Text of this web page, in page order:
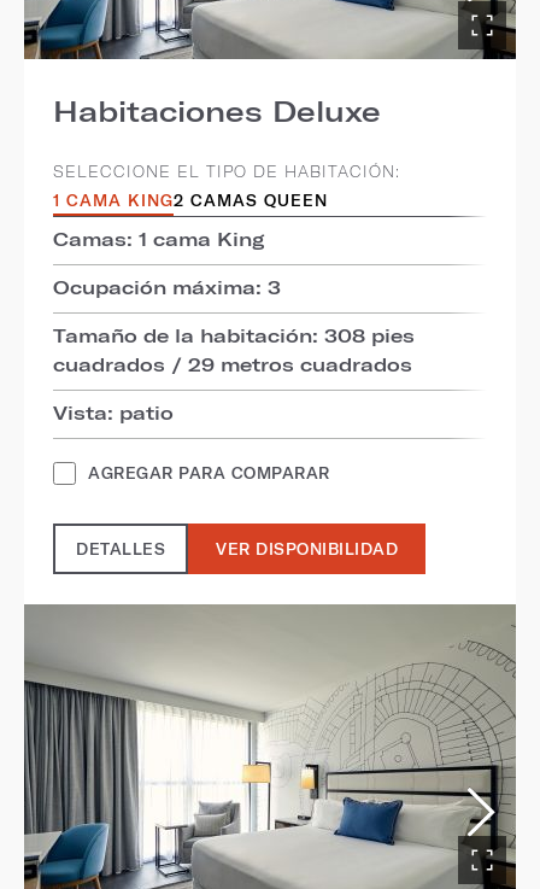
Habitaciones Deluxe
SELECCIONE EL TIPO DE HABITACIÓN:
1 CAMA KING2 CAMAS QUEEN
Camas: 1 cama King
Ocupación máxima: 3
Tamaño de la habitación: 308 pies
cuadrados / 29 metros cuadrados
Vista: patio
AGREGAR PARA COMPARAR
DETALLES VER DISPONIBILIDAD